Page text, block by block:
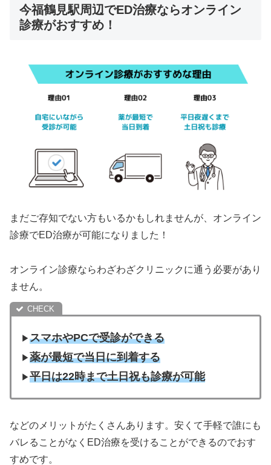
今福鶴見駅周辺でED治療ならオンライン
診療がおすすめ！
まだご存知でない方もいるかもしれませんが、オンライン
診療でED治療が可能になりました！
オンライン診療ならわざわざクリニックに通う必要があり
ません。
▶︎スマホやPCで受診ができる
▶︎薬が最短で当日に到着する
▶︎平日は22時まで土日祝も診療が可能
などのメリットがたくさんあります。安くて手軽で誰にも
バレることがなくED治療を受けることができるのでおす
すめです。